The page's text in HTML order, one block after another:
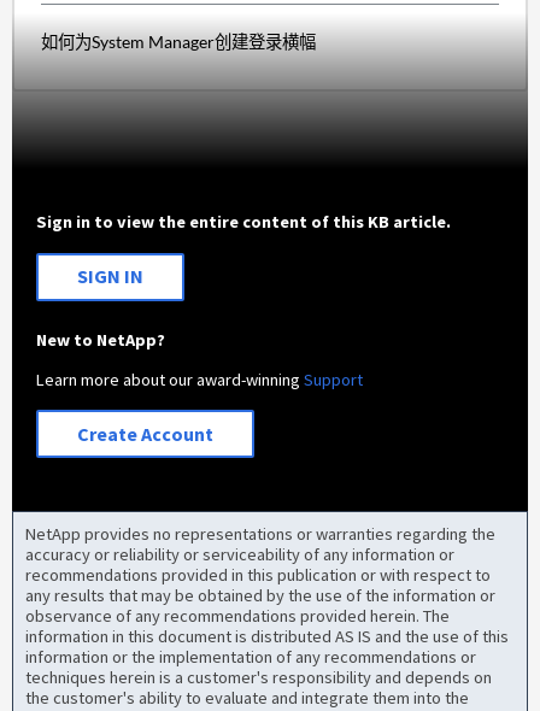
如何为System Manager创建登录横幅
Sign in to view the entire content of this KB article.
SIGN IN
New to NetApp?
Learn more about our award-winningSupport
Create Account
NetApp provides no representations or warranties regarding the
accuracy or reliability or serviceability of any information or
recommendations provided in this publication or with respect to
any results that may be obtained by the use of the information or
observance of any recommendations provided herein. The
information in this document is distributed AS IS and the use of this
information or the implementation of any recommendations or
techniques herein is a customer's responsibility and depends on
the customer's ability to evaluate and integrate them into the